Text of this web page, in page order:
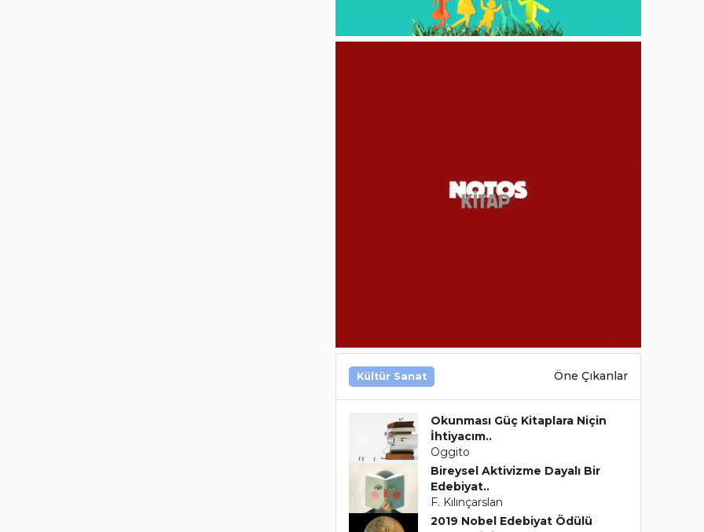
Kültür Sanat Öne Çıkanlar
Okunması Güç Kitaplara Niçin
İhtiyacım..
Oggito
Bireysel Aktivizme Dayalı Bir
Edebiyat..
F. Kılınçarslan
2019 Nobel Edebiyat Ödülü